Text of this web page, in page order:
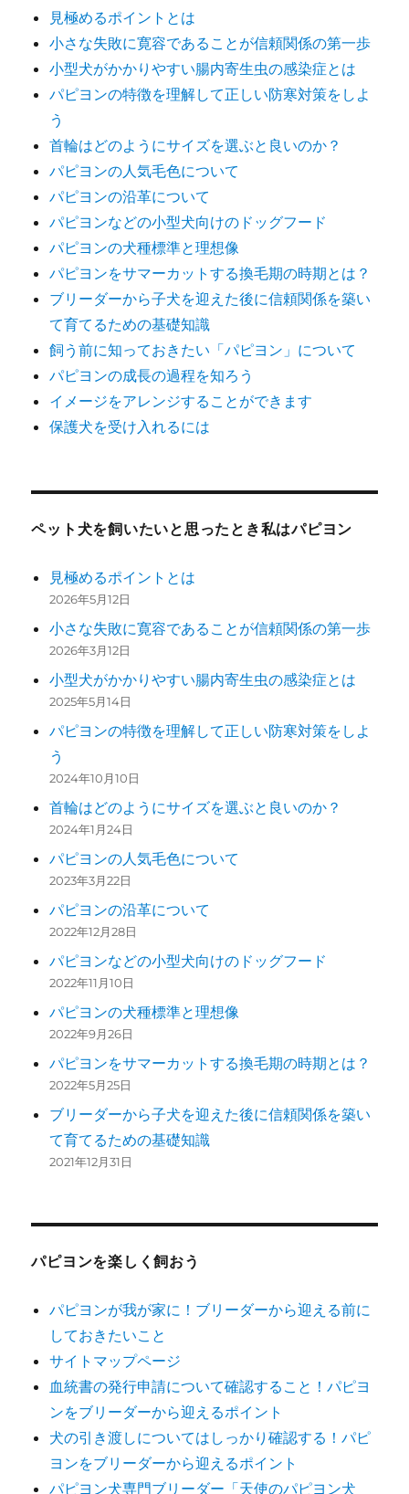
見極めるポイントとは
小さな失敗に寛容であることが信頼関係の第一歩
小型犬がかかりやすい腸内寄生虫の感染症とは
パピヨンの特徴を理解して正しい防寒対策をしよ
う
首輪はどのようにサイズを選ぶと良いのか？
パピヨンの人気毛色について
パピヨンの沿革について
パピヨンなどの小型犬向けのドッグフード
パピヨンの犬種標準と理想像
パピヨンをサマーカットする換毛期の時期とは？
ブリーダーから子犬を迎えた後に信頼関係を築い
て育てるための基礎知識
飼う前に知っておきたい「パピヨン」について
パピヨンの成長の過程を知ろう
イメージをアレンジすることができます
保護犬を受け入れるには
ペット犬を飼いたいと思ったとき私はパピヨン
見極めるポイントとは
2026年5月12日
小さな失敗に寛容であることが信頼関係の第一歩
2026年3月12日
小型犬がかかりやすい腸内寄生虫の感染症とは
2025年5月14日
パピヨンの特徴を理解して正しい防寒対策をしよ
う
2024年10月10日
首輪はどのようにサイズを選ぶと良いのか？
2024年1月24日
パピヨンの人気毛色について
2023年3月22日
パピヨンの沿革について
2022年12月28日
パピヨンなどの小型犬向けのドッグフード
2022年11月10日
パピヨンの犬種標準と理想像
2022年9月26日
パピヨンをサマーカットする換毛期の時期とは？
2022年5月25日
ブリーダーから子犬を迎えた後に信頼関係を築い
て育てるための基礎知識
2021年12月31日
パピヨンを楽しく飼おう
パピヨンが我が家に！ブリーダーから迎える前に
しておきたいこと
サイトマップページ
血統書の発行申請について確認すること！パピヨ
ンをブリーダーから迎えるポイント
犬の引き渡しについてはしっかり確認する！パピ
ヨンをブリーダーから迎えるポイント
パピヨン犬専門ブリーダー「天使のパピヨン犬